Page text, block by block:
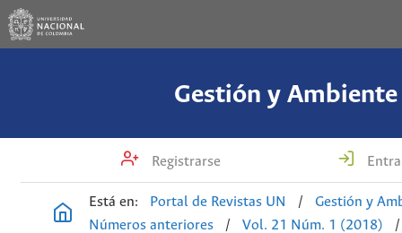
Gestión y Ambiente
Registrarse
Está en: Portal de Revistas UN /
Gestión y
Números anteriores
/ Vol. 21 Núm. 1 (2018) /